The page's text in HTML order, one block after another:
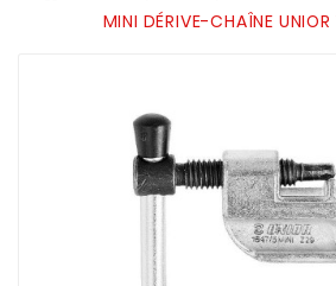
MINI DÉRIVE-CHAÎNE